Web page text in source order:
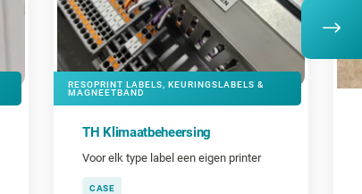
RESOPRINT LABELS, KEURINGSLABELS &
MAGNEETBAND
TH Klimaatbeheersing
Voor elk type label een eigen printer
CASE